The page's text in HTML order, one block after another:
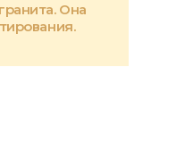
Она